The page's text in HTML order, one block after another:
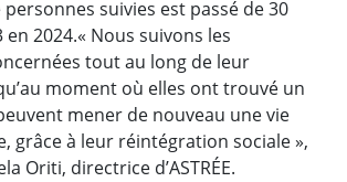
suivies est passé de 30
en 2024.« Nous suivons les
tout au long de leur
moment où elles ont trouvé un
mener de nouveau une vie
grâce à leur réintégration sociale »,
Oriti, directrice d’ASTRÉE.